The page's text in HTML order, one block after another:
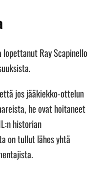
Ray Scapinello
jos jääkiekko-ottelun
he ovat hoitaneet
historian
on tullut lähes yhtä